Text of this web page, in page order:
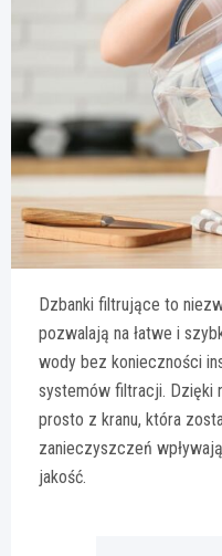
Dzbanki filtrujące to
pozwalają na łatwe i
wody bez konieczności
systemów filtracji. Dzięki
prosto z kranu, która
zanieczyszczeń
jakość.